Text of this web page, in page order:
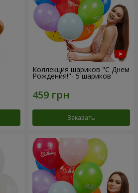
Коллекция шариков "С Днем
Рождения!"- 5 шариков
Заказать